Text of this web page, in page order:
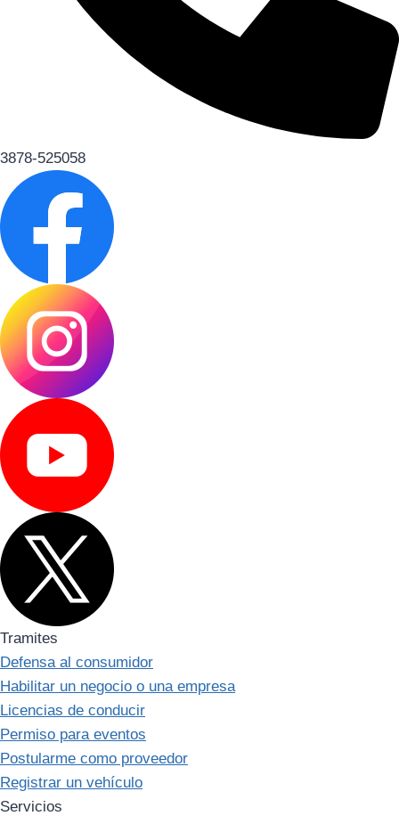
3878-525058
Tramites
Defensa al consumidor
Habilitar un negocio o una empresa
Licencias de conducir
Permiso para eventos
Postularme como proveedor
Registrar un vehículo
Servicios